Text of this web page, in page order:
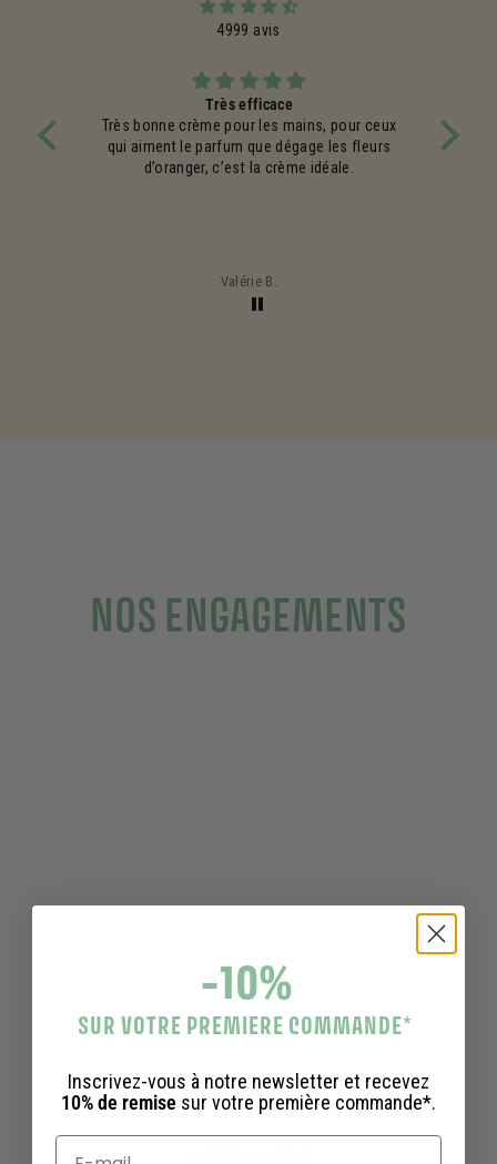
4999 avis
Très efficace
Très bonne crème pour les mains, pour ceux
qui aiment le parfum que dégage les fleurs
d’oranger, c’est la crème idéale.
Valérie B.
NOS ENGAGEMENTS
-10%
SUR VOTRE PREMIERE COMMANDE*
Inscrivez-vous à notre newsletter et recevez
10% de remise sur votre première commande*.